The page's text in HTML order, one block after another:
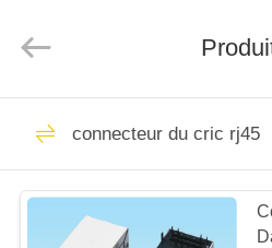
MAISON
PRODUITS
Rights
Reserved.
cable
fpc
connecteur du cric rj45